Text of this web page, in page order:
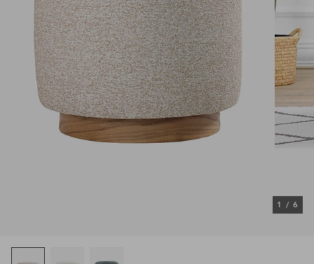
1 / 6